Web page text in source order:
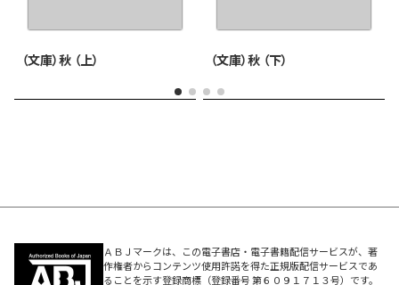
（文庫）秋 （上） （文庫）秋 （下）
ＡＢＪマークは、この電子書店・電子書籍配信サービスが、著
作権者からコンテンツ使用許諾を得た正規版配信サービスであ
ることを示す登録商標（登録番号 第６０９１７１３号）です。